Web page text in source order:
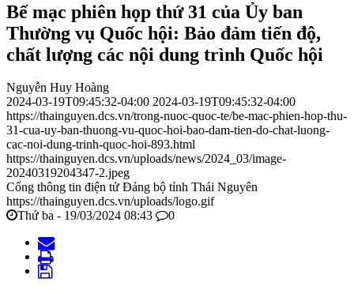
Bế mạc phiên họp thứ 31 của Ủy ban
Thường vụ Quốc hội: Bảo đảm tiến độ,
chất lượng các nội dung trình Quốc hội
Nguyễn Huy Hoàng
2024-03-19T09:45:32-04:00 2024-03-19T09:45:32-04:00
https://thainguyen.dcs.vn/trong-nuoc-quoc-te/be-mac-phien-hop-thu-
31-cua-uy-ban-thuong-vu-quoc-hoi-bao-dam-tien-do-chat-luong-
cac-noi-dung-trinh-quoc-hoi-893.html
https://thainguyen.dcs.vn/uploads/news/2024_03/image-
20240319204347-2.jpeg
Cổng thông tin điện tử Đảng bộ tỉnh Thái Nguyên
https://thainguyen.dcs.vn/uploads/logo.gif
Thứ ba - 19/03/2024 08:43
0